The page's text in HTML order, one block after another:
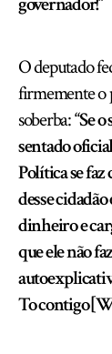
O deputado
firmemente o
soberba:“Se
sentado
Política se
desse
dinheiro e
que ele não
To contigo